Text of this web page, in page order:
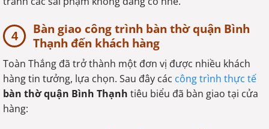
Bàn giao công trình bàn thờ quận Bình
Thạnh đến khách hàng
Toàn Thắng đã trở thành một đơn vị được nhiều khách
hàng tin tưởng, lựa chọn. Sau đây các công trình thực tế
bàn thờ quận Bình Thạnh tiêu biểu đã bàn giao tại cửa
hàng: